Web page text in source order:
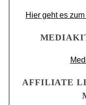
Hier geht es
AFFILIATE